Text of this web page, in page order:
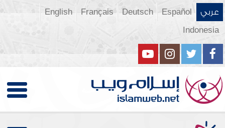
عربي Español
Deutsch
Français
English
Indonesia